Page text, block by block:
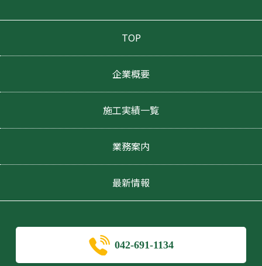
TOP
企業概要
施工実績一覧
業務案内
最新情報
042-691-1134